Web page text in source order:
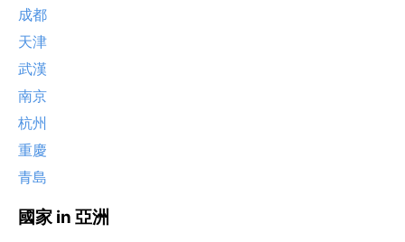
成都
天津
武漢
南京
杭州
重慶
青島
國家 in 亞洲